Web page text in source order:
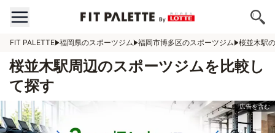
FIT PALETTE 福岡県のスポーツジム 福岡市博多区のスポーツジム 桜並木駅
桜並木駅周辺のスポーツジムを比較し
て探す